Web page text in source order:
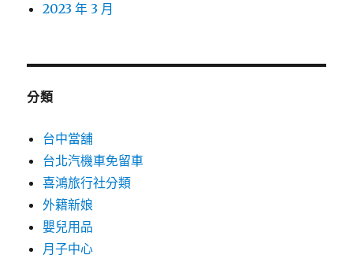
2023 年 3 月
分類
台中當舖
台北汽機車免留車
喜鴻旅行社分類
外籍新娘
嬰兒用品
月子中心